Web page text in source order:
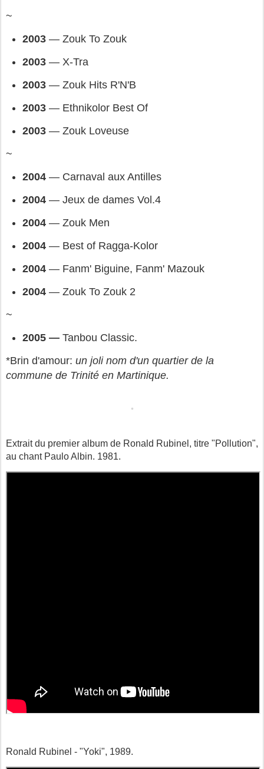
~
2003 — Zouk To Zouk
2003 — X-Tra
2003 — Zouk Hits R'N'B
2003 — Ethnikolor Best Of
2003 — Zouk Loveuse
~
2004 — Carnaval aux Antilles
2004 — Jeux de dames Vol.4
2004 — Zouk Men
2004 — Best of Ragga-Kolor
2004 — Fanm' Biguine, Fanm' Mazouk
2004 — Zouk To Zouk 2
~
2005 — Tanbou Classic.
*Brin d'amour: un joli nom d'un quartier de la
commune de Trinité en Martinique.
Extrait du premier album de Ronald Rubinel, titre "Pollution",
au chant Paulo Albin. 1981.
Ronald Rubinel - "Yoki", 1989.